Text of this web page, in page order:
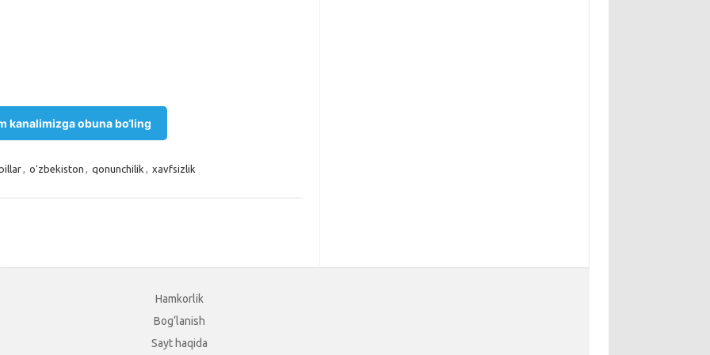
kanalimizga obuna bo‘ling
oʻzbekiston qonunchilik xavfsizlik
Hamkorlik
Bog‘lanish
Sayt haqida